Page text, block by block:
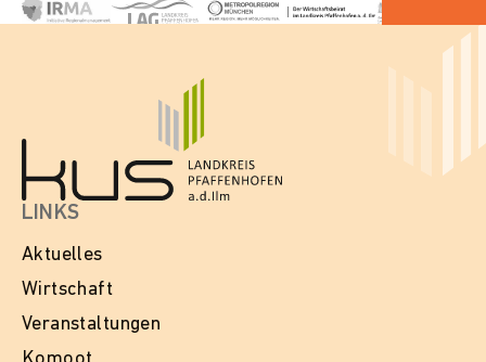
LINKS
Aktuelles
Wirtschaft
Veranstaltungen